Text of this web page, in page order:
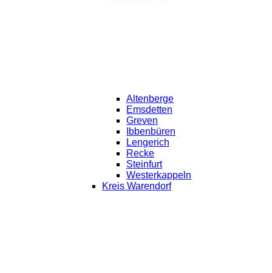
Altenberge
Emsdetten
Greven
Ibbenbüren
Lengerich
Recke
Steinfurt
Westerkappeln
Kreis Warendorf